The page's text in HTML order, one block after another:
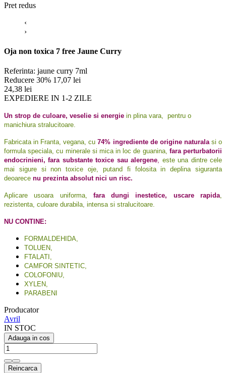
Pret redus
‹
›
Oja non toxica 7 free Jaune Curry
Referinta: jaune curry 7ml
Reducere 30% 17,07 lei
24,38 lei
EXPEDIERE IN 1-2 ZILE
Un strop de culoare, veselie si energie in plina vara, pentru o
manichiura stralucitoare.
Fabricata in Franta, vegana, cu74% ingrediente de origine naturalasi o
formula speciala, cu minerale si mica in loc de guanina, fara perturbatorii
endocrinieni, fara substante toxice sau alergene, este una dintre cele
mai sigure si non toxice oje, putand fi folosita in deplina siguranta
deoarece nu prezinta absolut nici un risc.
Aplicare usoara uniforma, fara dungi inestetice, uscare rapida,
rezistenta, culoare durabila, intensa si stralucitoare.
NU CONTINE:
FORMALDEHIDA,
TOLUEN,
FTALATI,
CAMFOR SINTETIC,
COLOFONIU,
XYLEN,
PARABENI
Producator
Avril
IN STOC
Adauga in cos